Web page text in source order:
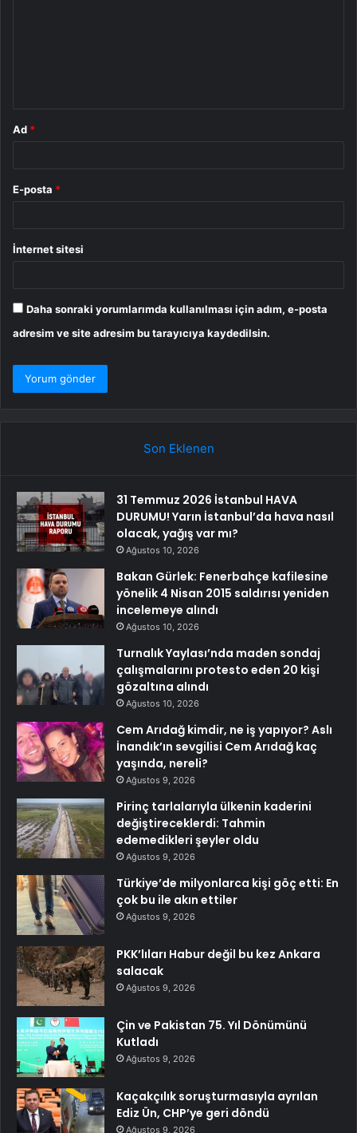
Ad *
E-posta *
İnternet sitesi
Daha sonraki yorumlarımda kullanılması için adım, e-posta
adresim ve site adresim bu tarayıcıya kaydedilsin.
Son Eklenen
31 Temmuz 2026 İstanbul HAVA
DURUMU! Yarın İstanbul’da hava nasıl
olacak, yağış var mı?
Ağustos 10, 2026
Bakan Gürlek: Fenerbahçe kafilesine
yönelik 4 Nisan 2015 saldırısı yeniden
incelemeye alındı
Ağustos 10, 2026
Turnalık Yaylası’nda maden sondaj
çalışmalarını protesto eden 20 kişi
gözaltına alındı
Ağustos 10, 2026
Cem Arıdağ kimdir, ne iş yapıyor? Aslı
İnandık’ın sevgilisi Cem Arıdağ kaç
yaşında, nereli?
Ağustos 9, 2026
Pirinç tarlalarıyla ülkenin kaderini
değiştireceklerdi: Tahmin
edemedikleri şeyler oldu
Ağustos 9, 2026
Türkiye’de milyonlarca kişi göç etti: En
çok bu ile akın ettiler
Ağustos 9, 2026
PKK’lıları Habur değil bu kez Ankara
salacak
Ağustos 9, 2026
Çin ve Pakistan 75. Yıl Dönümünü
Kutladı
Ağustos 9, 2026
Kaçakçılık soruşturmasıyla ayrılan
Ediz Ün, CHP’ye geri döndü
Ağustos 9, 2026